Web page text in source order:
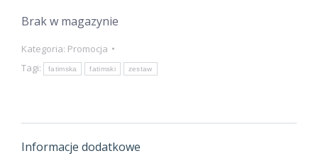
Brak w magazynie
Kategoria: Promocja
Tagi:
fatimska fatimski zestaw
Informacje dodatkowe